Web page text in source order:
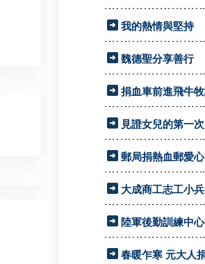
我的熱情與堅持
魏德聖分享善行
捐血車前進飛牛
見證女兒的第一次
郵局捐熱血郵愛心
大成商工志工小
陸軍後勤訓練中
春暖乍寒 元大人